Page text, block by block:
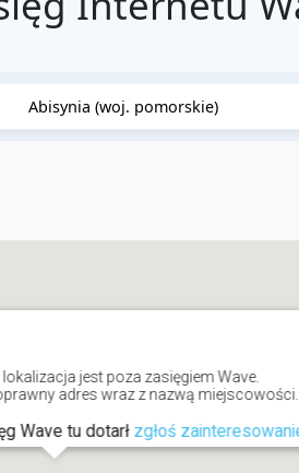
jest poza zasięgiem Wave.
adres wraz z nazwą miejscowości.
Wave tu dotarł zgłoś